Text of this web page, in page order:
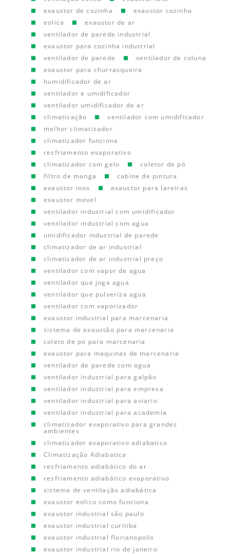
exaustor de cozinha
exaustor cozinha
eolica
exaustor de ar
ventilador de parede industrial
exaustor para cozinha industrial
ventilador de parede
ventilador de coluna
exaustor para churrasqueira
humidificador de ar
ventilador e umidificador
ventilador umidificador de ar
climatização
ventilador com umidificador
melhor climatizador
climatizador funciona
resfriamento evaporativo
climatizador com gelo
coletor de pó
filtro de manga
cabine de pintura
exaustor inox
exaustor para lareiras
exaustor movel
ventilador industrial com umidificador
ventilador industrial com agua
umidificador industrial de parede
climatizador de ar industrial
climatizador de ar industrial preço
ventilador com vapor de agua
ventilador que joga agua
ventilador que pulveriza agua
ventilador com vaporizador
exaustor industrial para marcenaria
sistema de exaustão para marcenaria
coleto de po para marcenaria
exaustor para maquinas de marcenaria
ventilador de parede com agua
ventilador industrial para galpão
ventilador industrial para empresa
ventilador industrial para aviario
ventilador industrial para academia
climatizador evaporativo para grandes
ambientes
climatizador evaporativo adiabatico
Climatização Adiabatica
resfriamento adiabático do ar
resfriamento adiabático evaporativo
sistema de ventilação adiabática
exaustor eolico como funciona
exaustor industrial são paulo
exaustor industrial curitiba
exaustor industrial florianopolis
exaustor industrial rio de janeiro